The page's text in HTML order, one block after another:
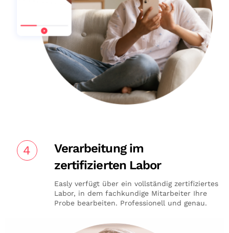
4
Verarbeitung im
zertifizierten Labor
Easly verfügt über ein vollständig zertifiziertes
Labor, in dem fachkundige Mitarbeiter Ihre
Probe bearbeiten. Professionell und genau.